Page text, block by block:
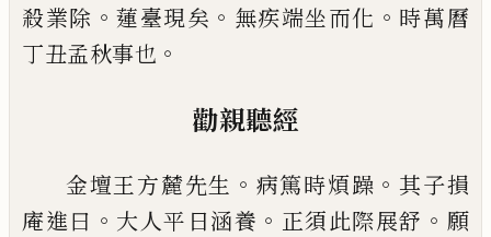
殺業除 。蓮臺現矣 。 無疾端坐而化 。 時萬曆
丁丑孟秋事也 。
勸親聽經
金壇王方麓先生 。 病篤時煩躁 。其子損
庵進曰 。 大人平日涵養 。 正須此際展舒 。 願